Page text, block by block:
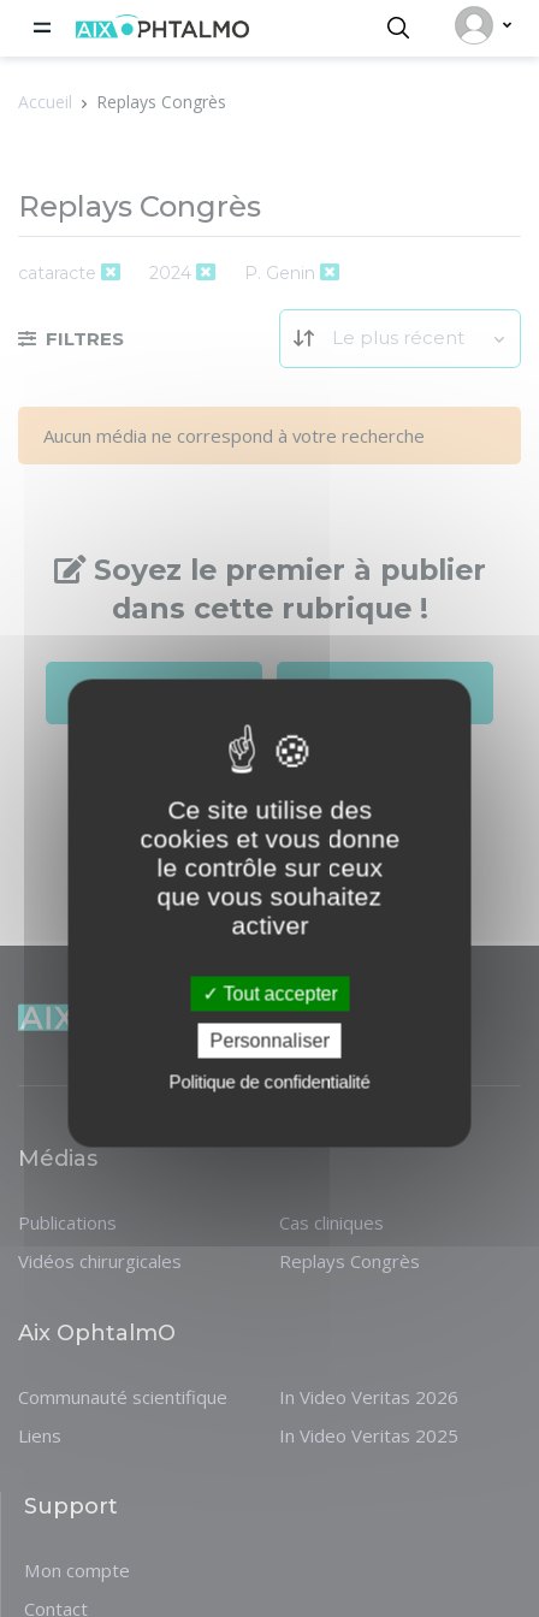
Accueil Replays Congrès
Replays Congrès
cataracte 2024 P. Genin
FILTRES Le plus récent
Aucun média ne correspond à votre recherche
Soyez le premier à publier
dans cette rubrique !
Créer un compte
Médias
Publications
Vidéos chirurgicales
Cas cliniques
Replays Congrès
Aix OphtalmO
Communauté scientifique
Liens
In Video Veritas 2026
In Video Veritas 2025
Support
Mon compte
Contact
Panneau de gestion des cookies
Ce site utilise des
cookies et vous donne
le contrôle sur ceux
que vous souhaitez
activer
Tout accepter
Personnaliser
Politique de confidentialité